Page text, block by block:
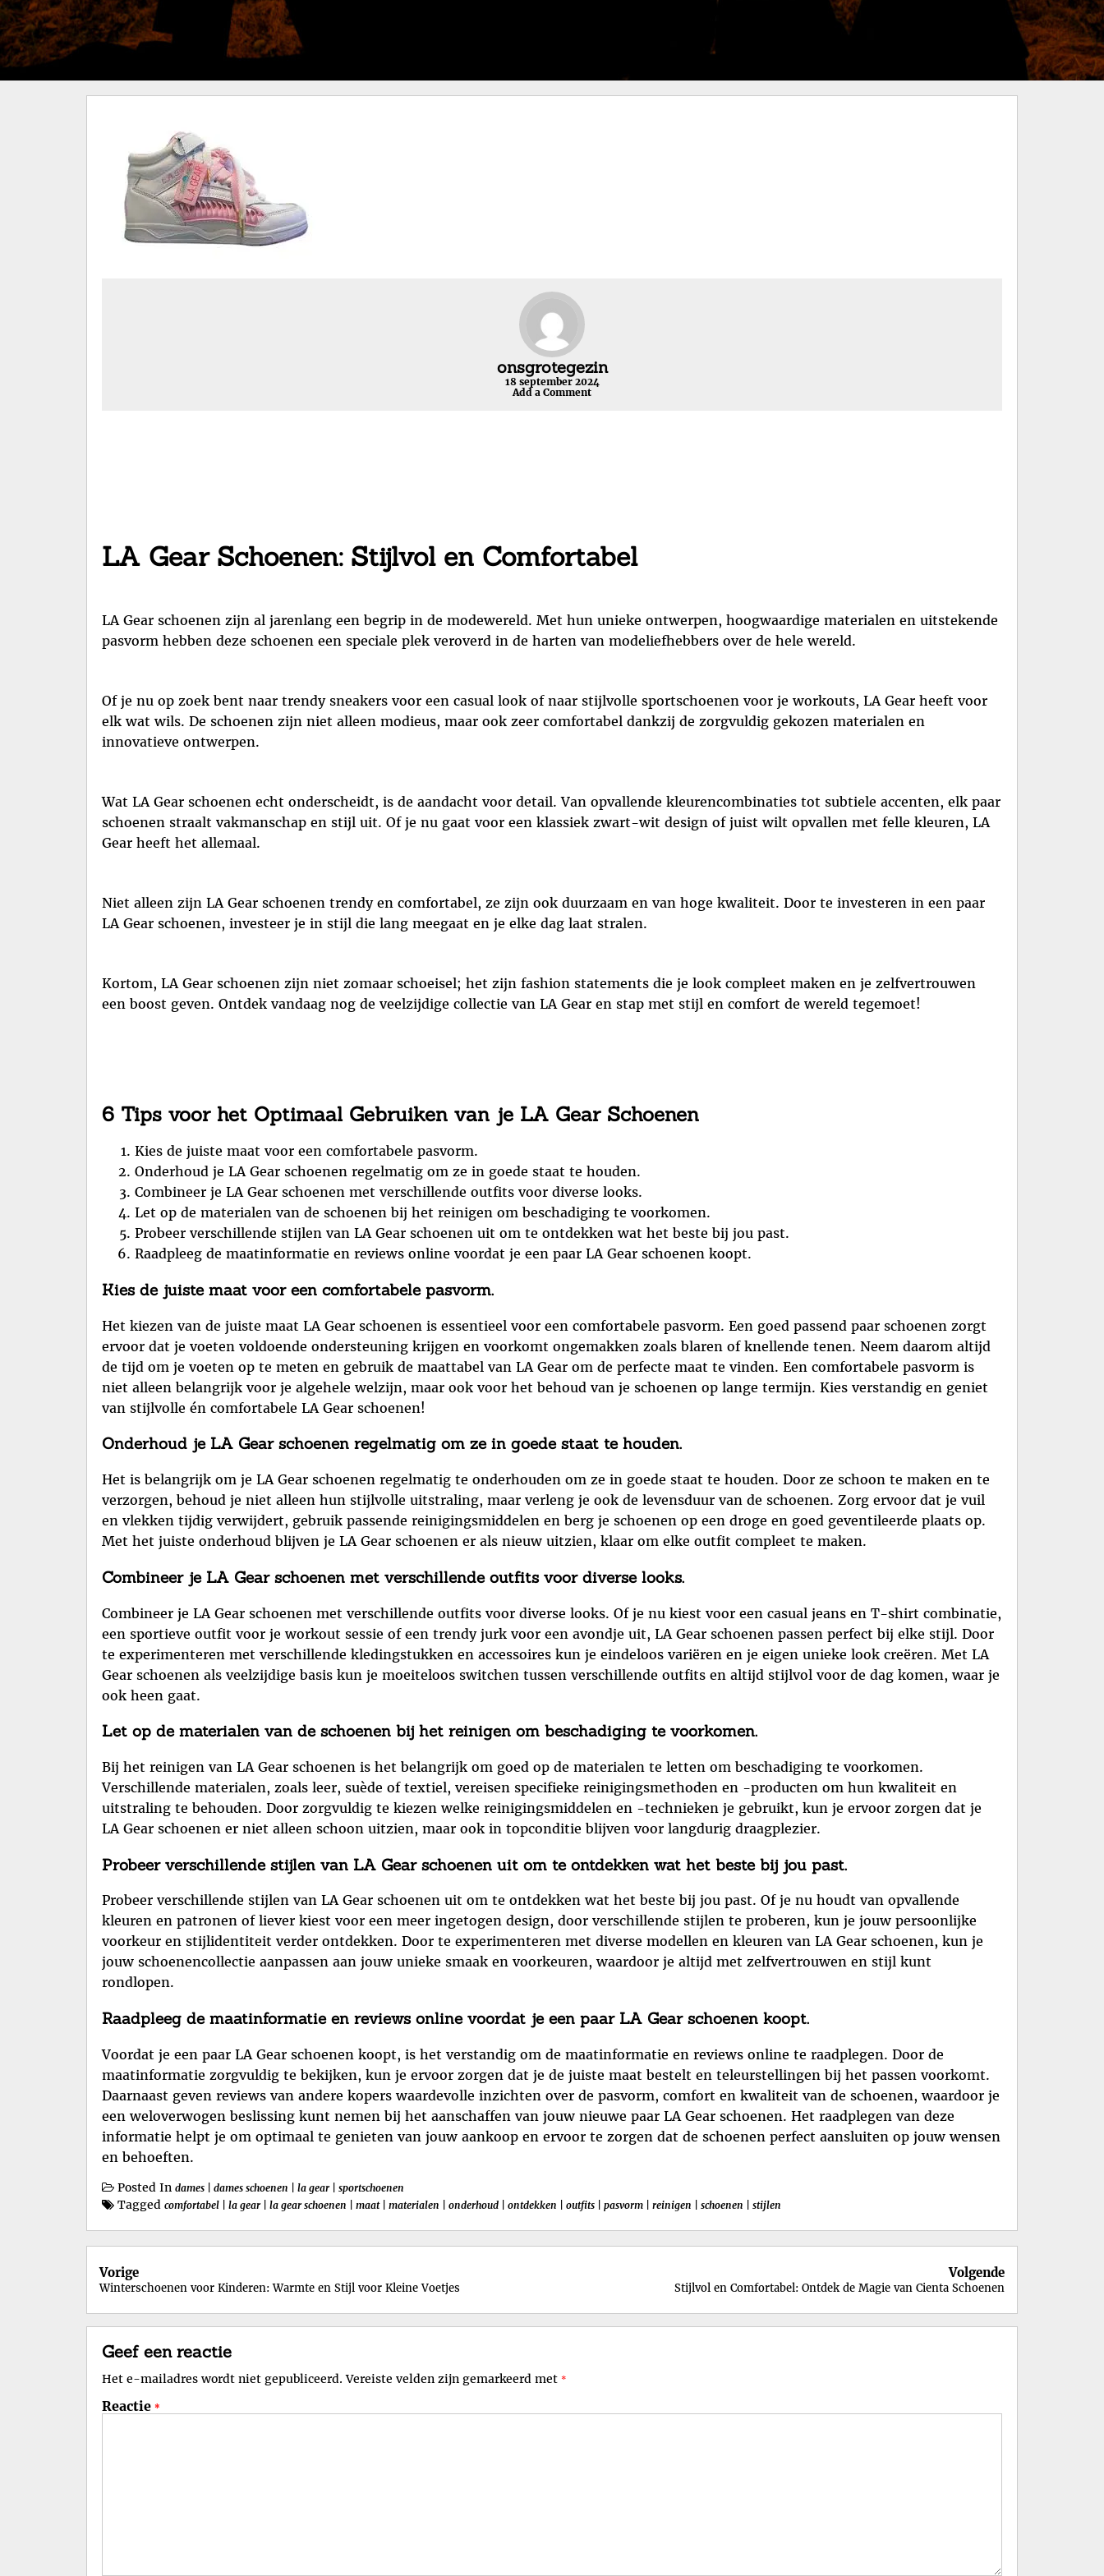
onsgrotegezin
18 september 2024
Add a Comment
LA Gear Schoenen: Stijlvol en Comfortabel
LA Gear schoenen zijn al jarenlang een begrip in de modewereld. Met hun unieke ontwerpen, hoogwaardige materialen en uitstekende
pasvorm hebben deze schoenen een speciale plek veroverd in de harten van modeliefhebbers over de hele wereld.
Of je nu op zoek bent naar trendy sneakers voor een casual look of naar stijlvolle sportschoenen voor je workouts, LA Gear heeft voor
elk wat wils. De schoenen zijn niet alleen modieus, maar ook zeer comfortabel dankzij de zorgvuldig gekozen materialen en
innovatieve ontwerpen.
Wat LA Gear schoenen echt onderscheidt, is de aandacht voor detail. Van opvallende kleurencombinaties tot subtiele accenten, elk paar
schoenen straalt vakmanschap en stijl uit. Of je nu gaat voor een klassiek zwart-wit design of juist wilt opvallen met felle kleuren, LA
Gear heeft het allemaal.
Niet alleen zijn LA Gear schoenen trendy en comfortabel, ze zijn ook duurzaam en van hoge kwaliteit. Door te investeren in een paar
LA Gear schoenen, investeer je in stijl die lang meegaat en je elke dag laat stralen.
Kortom, LA Gear schoenen zijn niet zomaar schoeisel; het zijn fashion statements die je look compleet maken en je zelfvertrouwen
een boost geven. Ontdek vandaag nog de veelzijdige collectie van LA Gear en stap met stijl en comfort de wereld tegemoet!
6 Tips voor het Optimaal Gebruiken van je LA Gear Schoenen
Kies de juiste maat voor een comfortabele pasvorm.
Onderhoud je LA Gear schoenen regelmatig om ze in goede staat te houden.
Combineer je LA Gear schoenen met verschillende outfits voor diverse looks.
Let op de materialen van de schoenen bij het reinigen om beschadiging te voorkomen.
Probeer verschillende stijlen van LA Gear schoenen uit om te ontdekken wat het beste bij jou past.
Raadpleeg de maatinformatie en reviews online voordat je een paar LA Gear schoenen koopt.
Kies de juiste maat voor een comfortabele pasvorm.
Het kiezen van de juiste maat LA Gear schoenen is essentieel voor een comfortabele pasvorm. Een goed passend paar schoenen zorgt
ervoor dat je voeten voldoende ondersteuning krijgen en voorkomt ongemakken zoals blaren of knellende tenen. Neem daarom altijd
de tijd om je voeten op te meten en gebruik de maattabel van LA Gear om de perfecte maat te vinden. Een comfortabele pasvorm is
niet alleen belangrijk voor je algehele welzijn, maar ook voor het behoud van je schoenen op lange termijn. Kies verstandig en geniet
van stijlvolle én comfortabele LA Gear schoenen!
Onderhoud je LA Gear schoenen regelmatig om ze in goede staat te houden.
Het is belangrijk om je LA Gear schoenen regelmatig te onderhouden om ze in goede staat te houden. Door ze schoon te maken en te
verzorgen, behoud je niet alleen hun stijlvolle uitstraling, maar verleng je ook de levensduur van de schoenen. Zorg ervoor dat je vuil
en vlekken tijdig verwijdert, gebruik passende reinigingsmiddelen en berg je schoenen op een droge en goed geventileerde plaats op.
Met het juiste onderhoud blijven je LA Gear schoenen er als nieuw uitzien, klaar om elke outfit compleet te maken.
Combineer je LA Gear schoenen met verschillende outfits voor diverse looks.
Combineer je LA Gear schoenen met verschillende outfits voor diverse looks. Of je nu kiest voor een casual jeans en T-shirt combinatie,
een sportieve outfit voor je workout sessie of een trendy jurk voor een avondje uit, LA Gear schoenen passen perfect bij elke stijl. Door
te experimenteren met verschillende kledingstukken en accessoires kun je eindeloos variëren en je eigen unieke look creëren. Met LA
Gear schoenen als veelzijdige basis kun je moeiteloos switchen tussen verschillende outfits en altijd stijlvol voor de dag komen, waar je
ook heen gaat.
Let op de materialen van de schoenen bij het reinigen om beschadiging te voorkomen.
Bij het reinigen van LA Gear schoenen is het belangrijk om goed op de materialen te letten om beschadiging te voorkomen.
Verschillende materialen, zoals leer, suède of textiel, vereisen specifieke reinigingsmethoden en -producten om hun kwaliteit en
uitstraling te behouden. Door zorgvuldig te kiezen welke reinigingsmiddelen en -technieken je gebruikt, kun je ervoor zorgen dat je
LA Gear schoenen er niet alleen schoon uitzien, maar ook in topconditie blijven voor langdurig draagplezier.
Probeer verschillende stijlen van LA Gear schoenen uit om te ontdekken wat het beste bij jou past.
Probeer verschillende stijlen van LA Gear schoenen uit om te ontdekken wat het beste bij jou past. Of je nu houdt van opvallende
kleuren en patronen of liever kiest voor een meer ingetogen design, door verschillende stijlen te proberen, kun je jouw persoonlijke
voorkeur en stijlidentiteit verder ontdekken. Door te experimenteren met diverse modellen en kleuren van LA Gear schoenen, kun je
jouw schoenencollectie aanpassen aan jouw unieke smaak en voorkeuren, waardoor je altijd met zelfvertrouwen en stijl kunt
rondlopen.
Raadpleeg de maatinformatie en reviews online voordat je een paar LA Gear schoenen koopt.
Voordat je een paar LA Gear schoenen koopt, is het verstandig om de maatinformatie en reviews online te raadplegen. Door de
maatinformatie zorgvuldig te bekijken, kun je ervoor zorgen dat je de juiste maat bestelt en teleurstellingen bij het passen voorkomt.
Daarnaast geven reviews van andere kopers waardevolle inzichten over de pasvorm, comfort en kwaliteit van de schoenen, waardoor je
een weloverwogen beslissing kunt nemen bij het aanschaffen van jouw nieuwe paar LA Gear schoenen. Het raadplegen van deze
informatie helpt je om optimaal te genieten van jouw aankoop en ervoor te zorgen dat de schoenen perfect aansluiten op jouw wensen
en behoeften.
Posted In dames dames schoenen la gear sportschoenen
Tagged comfortabel la gear la gear schoenen maat| materialen onderhoud ontdekken outfits pasvorm reinigen schoenen stijlen
Berichtnavigatie
Vorige
Winterschoenen voor Kinderen: Warmte en Stijl voor Kleine Voetjes
Volgende
Stijlvol en Comfortabel: Ontdek de Magie van Cienta Schoenen
Geef een reactie
Het e-mailadres wordt niet gepubliceerd. Vereiste velden zijn gemarkeerd met *
Reactie *